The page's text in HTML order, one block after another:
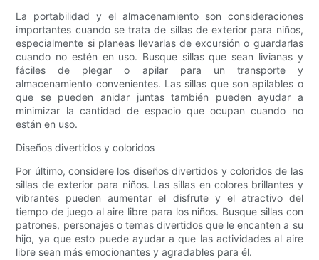
La portabilidad y el almacenamiento son consideraciones
importantes cuando se trata de sillas de exterior para niños,
especialmente si planeas llevarlas de excursión o guardarlas
cuando no estén en uso. Busque sillas que sean livianas y
fáciles de plegar o apilar para un transporte y
almacenamiento convenientes. Las sillas que son apilables o
que se pueden anidar juntas también pueden ayudar a
minimizar la cantidad de espacio que ocupan cuando no
están en uso.
Diseños divertidos y coloridos
Por último, considere los diseños divertidos y coloridos de las
sillas de exterior para niños. Las sillas en colores brillantes y
vibrantes pueden aumentar el disfrute y el atractivo del
tiempo de juego al aire libre para los niños. Busque sillas con
patrones, personajes o temas divertidos que le encanten a su
hijo, ya que esto puede ayudar a que las actividades al aire
libre sean más emocionantes y agradables para él.